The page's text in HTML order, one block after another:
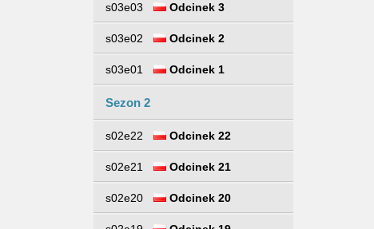
s03e03 Odcinek 3
s03e02 Odcinek 2
s03e01 Odcinek 1
Sezon 2
s02e22 Odcinek 22
s02e21 Odcinek 21
s02e20 Odcinek 20